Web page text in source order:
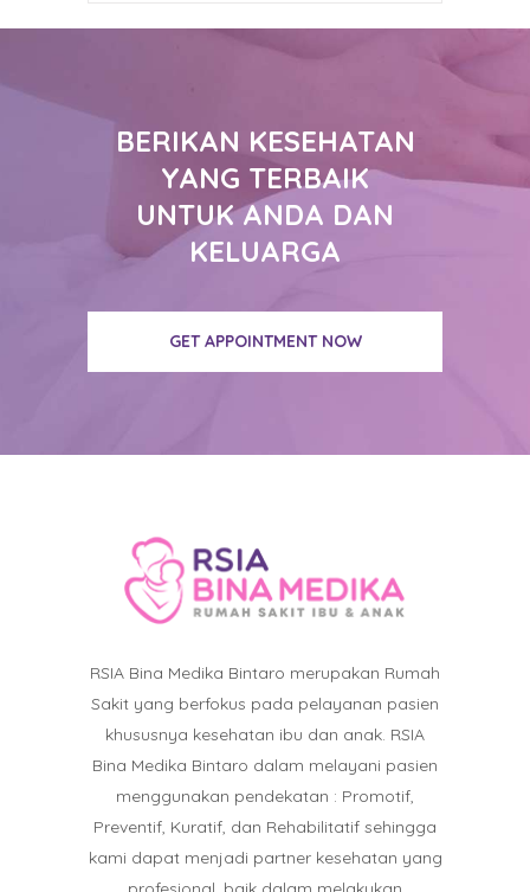
BERIKAN KESEHATAN
YANG TERBAIK
UNTUK ANDA DAN
KELUARGA
GET APPOINTMENT NOW
RSIA Bina Medika Bintaro merupakan Rumah
Sakit yang berfokus pada pelayanan pasien
khususnya kesehatan ibu dan anak. RSIA
Bina Medika Bintaro dalam melayani pasien
menggunakan pendekatan : Promotif,
Preventif, Kuratif, dan Rehabilitatif sehingga
kami dapat menjadi partner kesehatan yang